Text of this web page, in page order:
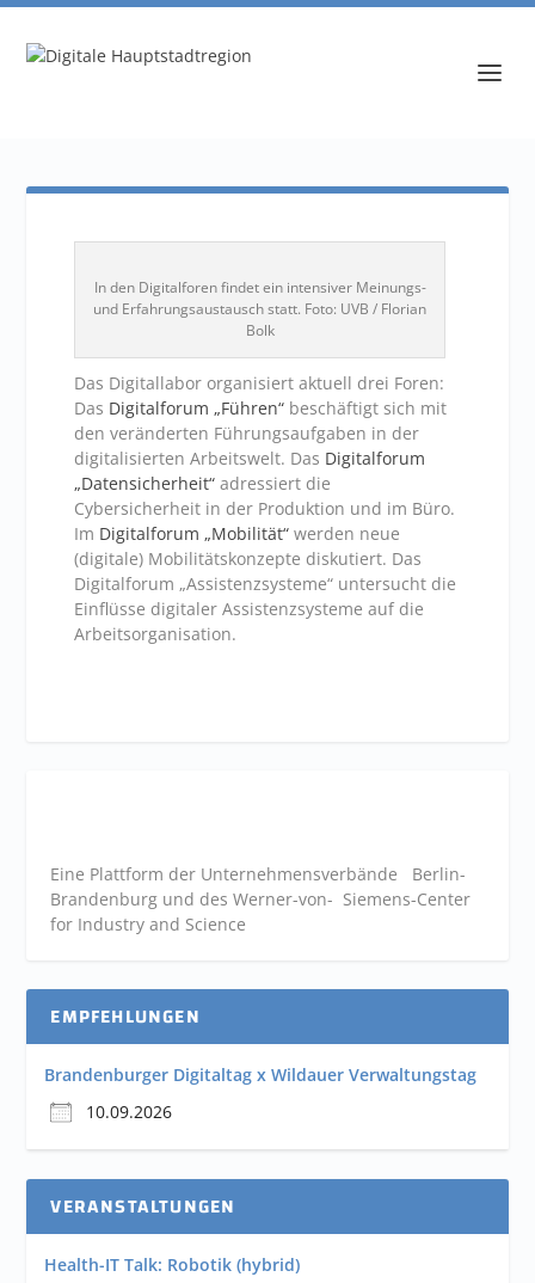
In den Digitalforen findet ein intensiver Meinungs-
und Erfahrungsaustausch statt. Foto: UVB / Florian
Bolk
Das Digitallabor organisiert aktuell drei Foren:
Das Digitalforum „Führen“ beschäftigt sich mit
den veränderten Führungsaufgaben in der
digitalisierten Arbeitswelt. Das Digitalforum
„Datensicherheit“ adressiert die
Cybersicherheit in der Produktion und im Büro.
Im Digitalforum „Mobilität“ werden neue
(digitale) Mobilitätskonzepte diskutiert. Das
Digitalforum „Assistenzsysteme“ untersucht die
Einflüsse digitaler Assistenzsysteme auf die
Arbeitsorganisation.
Eine Plattform der Unternehmensverbände Berlin-
Brandenburg und des Werner-von- Siemens-Center
for Industry and Science
EMPFEHLUNGEN
Brandenburger Digitaltag x Wildauer Verwaltungstag
10.09.2026
VERANSTALTUNGEN
Health-IT Talk: Robotik (hybrid)